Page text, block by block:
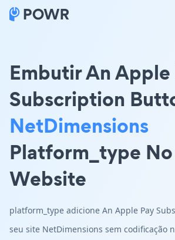
Embutir An Apple
Subscription
NetDimensions
Platform_type No
Website
platform_type adicione An Apple Pay
seu site NetDimensions sem codificação